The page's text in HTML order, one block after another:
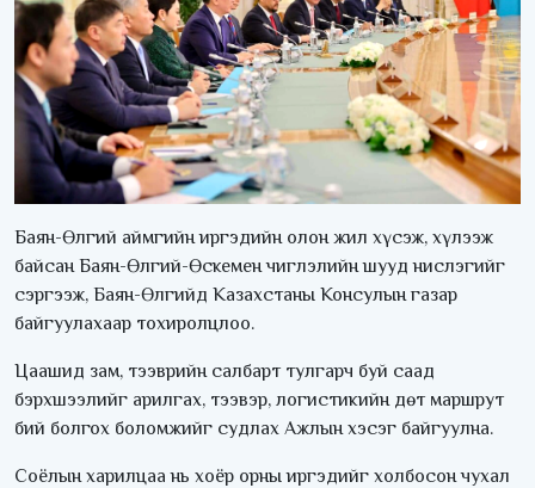
Баян-Өлгий аймгийн иргэдийн олон жил хүсэж, хүлээж
байсан Баян-Өлгий-Өскемен чиглэлийн шууд нислэгийг
сэргээж, Баян-Өлгийд Казахстаны Консулын газар
байгуулахаар тохиролцлоо.
Цаашид зам, тээврийн салбарт тулгарч буй саад
бэрхшээлийг арилгах, тээвэр, логистикийн дөт маршрут
бий болгох боломжийг судлах Ажлын хэсэг байгуулна.
Соёлын харилцаа нь хоёр орны иргэдийг холбосон чухал